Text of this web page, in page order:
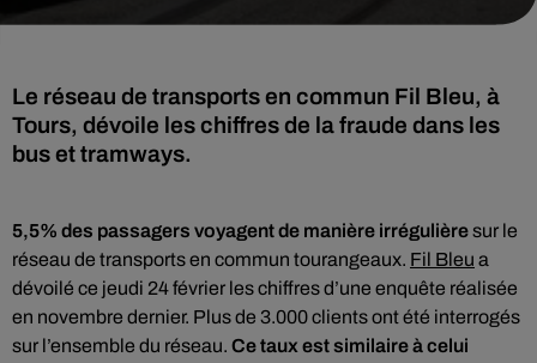
Le réseau de transports en commun Fil Bleu, à
Tours, dévoile les chiffres de la fraude dans les
bus et tramways.
5,5% des passagers voyagent de manière irrégulièresur le
réseau de transports en commun tourangeaux. Fil Bleu a
dévoilé ce jeudi 24 février les chiffres d’une enquête réalisée
en novembre dernier. Plus de 3.000 clients ont été interrogés
sur l’ensemble du réseau. Ce taux est similaire à celui